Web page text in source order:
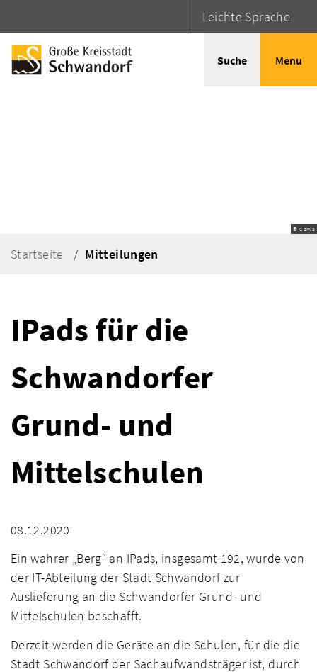
Leichte Sprache
Suche Menu
© Canva
Startseite Mitteilungen
IPads für die
Schwandorfer
Grund- und
Mittelschulen
08.12.2020
Ein wahrer „Berg“ an IPads, insgesamt 192, wurde von
der IT-Abteilung der Stadt Schwandorf zur
Auslieferung an die Schwandorfer Grund- und
Mittelschulen beschafft.
Derzeit werden die Geräte an die Schulen, für die die
Stadt Schwandorf der Sachaufwandsträger ist, durch